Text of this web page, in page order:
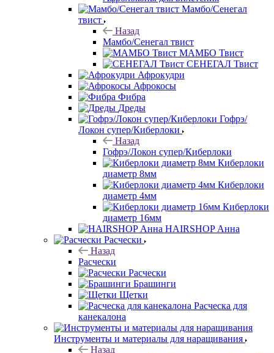
Мамбо/Сенегал
твист
Назад
Мамбо/Сенегал твист
МАМБО Твист
СЕНЕГАЛ Твист
Афрокудри
Афрокосы
Фибра
Дреды
Гофрэ/
Локон супер/Киберлоки
Назад
Гофрэ/Локон супер/Киберлоки
Киберлоки
диаметр 8мм
Киберлоки
диаметр 4мм
Киберлоки
диаметр 16мм
HAIRSHOP Анна
Расчески
Назад
Расчески
Расчески
Брашинги
Щетки
Расческа для
канекалона
Инструменты и материалы для наращивания
Назад